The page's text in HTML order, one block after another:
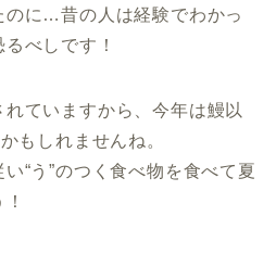
のに…昔の人は経験でわかっ
べしです！
ていますから、今年は鰻以
もしれませんね。
“う”のつく食べ物を食べて夏